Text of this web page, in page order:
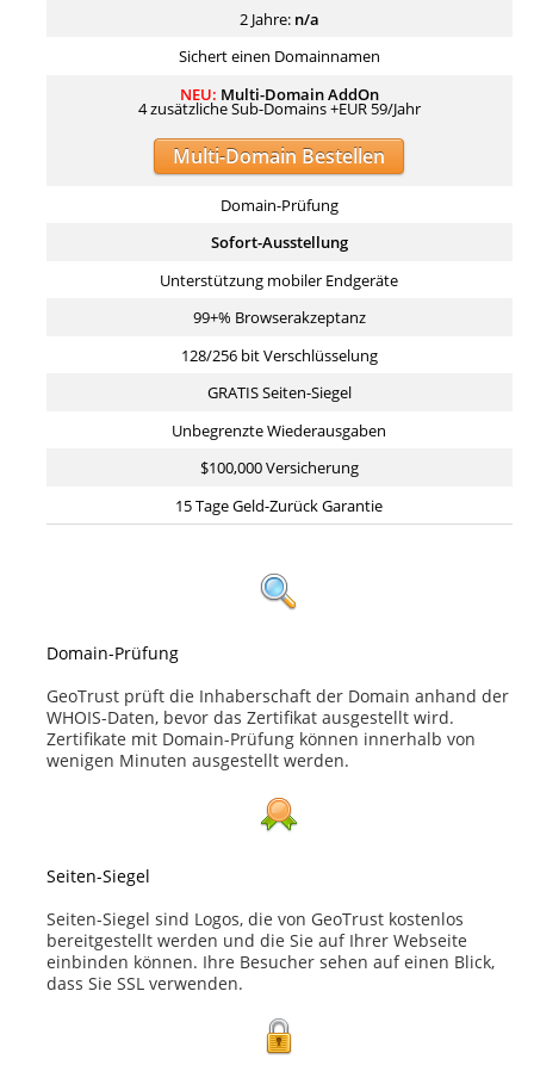
2 Jahre: n/a
Sichert einen Domainnamen
NEU: Multi-Domain AddOn
4 zusätzliche Sub-Domains +EUR 59/Jahr
Multi-Domain Bestellen
Domain-Prüfung
Sofort-Ausstellung
Unterstützung mobiler Endgeräte
99+% Browserakzeptanz
128/256 bit Verschlüsselung
GRATIS Seiten-Siegel
Unbegrenzte Wiederausgaben
$100,000 Versicherung
15 Tage Geld-Zurück Garantie
Domain-Prüfung
GeoTrust prüft die Inhaberschaft der Domain anhand der
WHOIS-Daten, bevor das Zertifikat ausgestellt wird.
Zertifikate mit Domain-Prüfung können innerhalb von
wenigen Minuten ausgestellt werden.
Seiten-Siegel
Seiten-Siegel sind Logos, die von GeoTrust kostenlos
bereitgestellt werden und die Sie auf Ihrer Webseite
einbinden können. Ihre Besucher sehen auf einen Blick,
dass Sie SSL verwenden.